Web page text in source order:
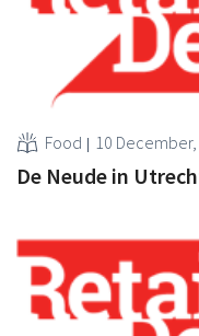
Food 10
De Neude in